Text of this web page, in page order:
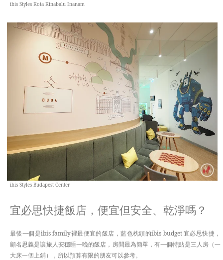
ibis Styles Kota Kinabalu Inanam
ibis Styles Budapest Center
宜必思快捷飯店，便宜但安全、乾淨嗎？
最後一個是ibis family裡最便宜的飯店，藍色枕頭的ibis budget 宜必思快捷，
顧名思義是讓旅人安穩睡一晚的飯店，房間最為簡單，有一個特點是三人房（一
大床一個上鋪），所以預算有限的朋友可以參考。